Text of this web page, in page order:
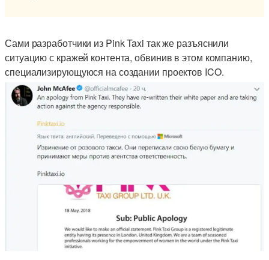
Сами разработчики из Pink Taxi так же разъяснили
ситуацию с кражей контента, обвинив в этом компанию,
специализирующуюся на создании проектов ICO.